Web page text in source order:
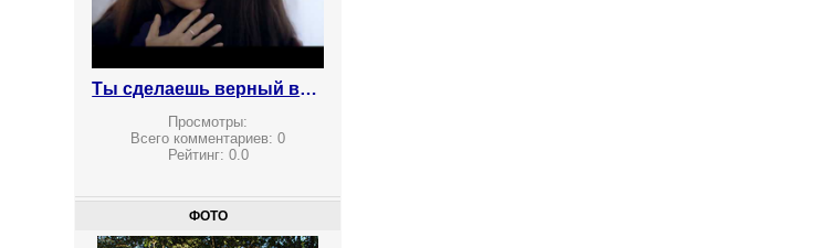
Ты сделаешь верный выбор! Против наркотиков
Просмотры:
Всего комментариев:0
Рейтинг: 0.0
ФОТО